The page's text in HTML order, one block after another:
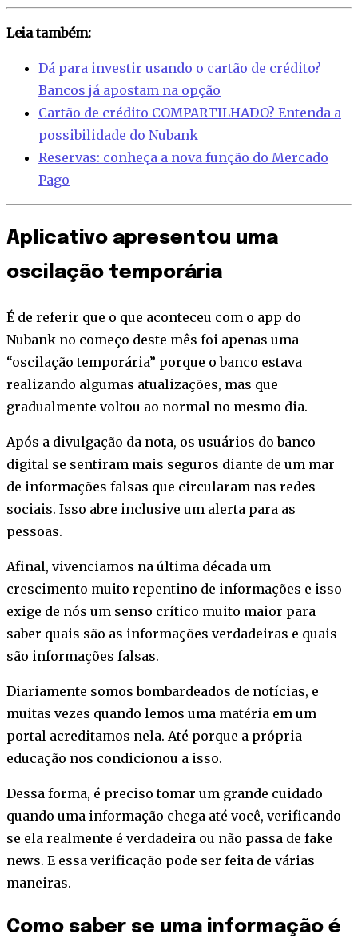
Leia também:
Dá para investir usando o cartão de crédito?
Bancos já apostam na opção
Cartão de crédito COMPARTILHADO? Entenda a
possibilidade do Nubank
Reservas: conheça a nova função do Mercado
Pago
Aplicativo apresentou uma
oscilação temporária
É de referir que o que aconteceu com o app do
Nubank no começo deste mês foi apenas uma
“oscilação temporária” porque o banco estava
realizando algumas atualizações, mas que
gradualmente voltou ao normal no mesmo dia.
Após a divulgação da nota, os usuários do banco
digital se sentiram mais seguros diante de um mar
de informações falsas que circularam nas redes
sociais. Isso abre inclusive um alerta para as
pessoas.
Afinal, vivenciamos na última década um
crescimento muito repentino de informações e isso
exige de nós um senso crítico muito maior para
saber quais são as informações verdadeiras e quais
são informações falsas.
Diariamente somos bombardeados de notícias, e
muitas vezes quando lemos uma matéria em um
portal acreditamos nela. Até porque a própria
educação nos condicionou a isso.
Dessa forma, é preciso tomar um grande cuidado
quando uma informação chega até você, verificando
se ela realmente é verdadeira ou não passa de fake
news. E essa verificação pode ser feita de várias
maneiras.
Como saber se uma informação é